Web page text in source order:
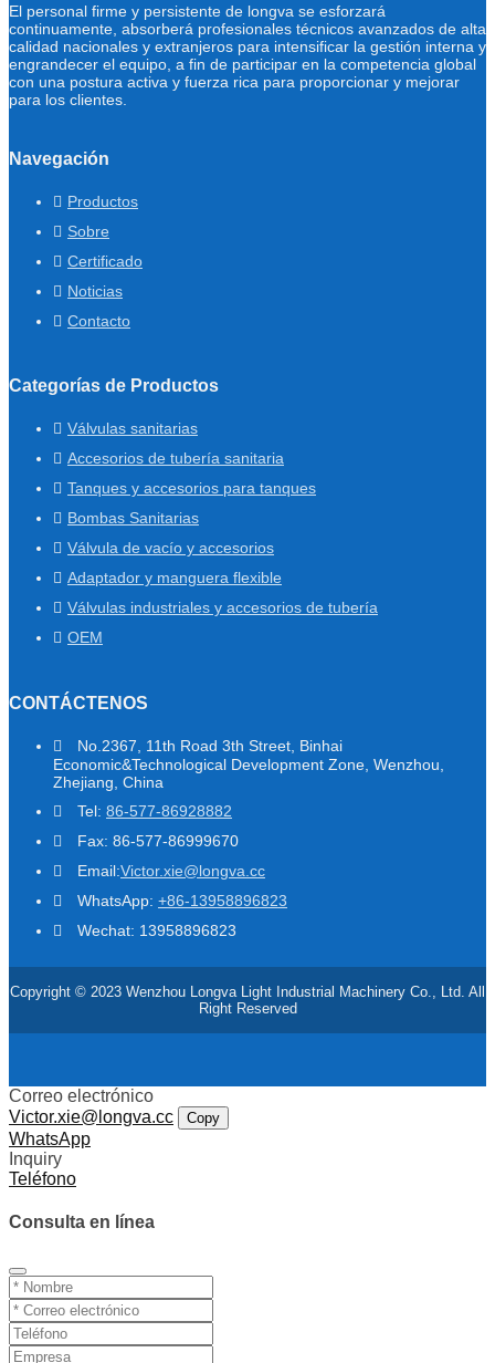
El personal firme y persistente de longva se esforzará
continuamente, absorberá profesionales técnicos avanzados de alta
calidad nacionales y extranjeros para intensificar la gestión interna y
engrandecer el equipo, a fin de participar en la competencia global
con una postura activa y fuerza rica para proporcionar y mejorar
para los clientes.
Navegación
Productos
Sobre
Certificado
Noticias
Contacto
Categorías de Productos
Válvulas sanitarias
Accesorios de tubería sanitaria
Tanques y accesorios para tanques
Bombas Sanitarias
Válvula de vacío y accesorios
Adaptador y manguera flexible
Válvulas industriales y accesorios de tubería
OEM
CONTÁCTENOS
No.2367, 11th Road 3th Street, Binhai
Economic&Technological Development Zone, Wenzhou,
Zhejiang, China
Tel: 86-577-86928882
Fax: 86-577-86999670
Email:Victor.xie@longva.cc
WhatsApp: +86-13958896823
Wechat: 13958896823
Copyright © 2023 Wenzhou Longva Light Industrial Machinery Co., Ltd. All
Right Reserved
Correo electrónico
Victor.xie@longva.cc
Copy
WhatsApp
Inquiry
Teléfono
Consulta en línea